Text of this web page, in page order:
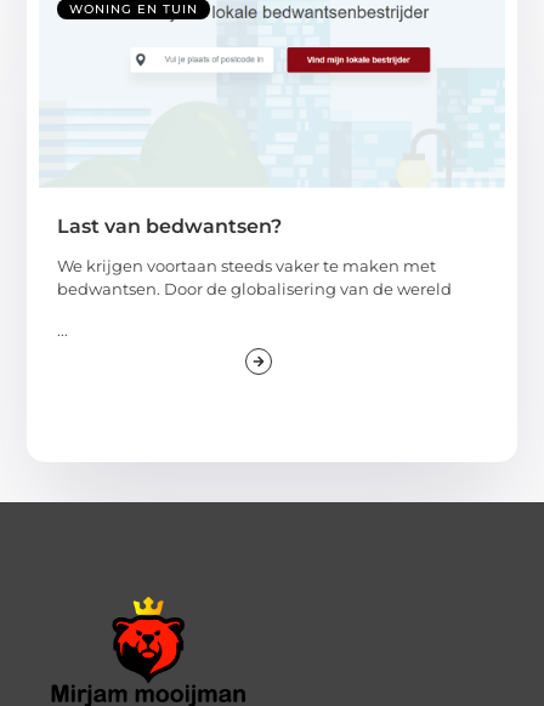
WONING EN TUIN
Last van bedwantsen?
We krijgen voortaan steeds vaker te maken met
bedwantsen. Door de globalisering van de wereld
...